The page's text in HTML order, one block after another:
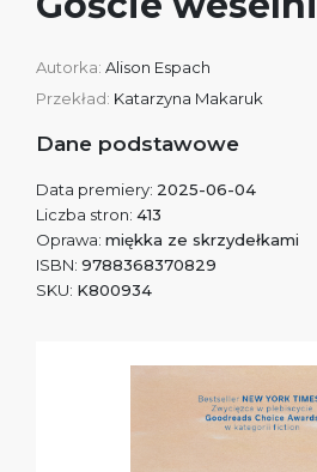
Autorka: Alison Espach
Przekład: Katarzyna Makaruk
Dane podstawowe
Data premiery: 2025-06-04
Liczba stron: 413
Oprawa: miękka ze skrzydełkami
ISBN: 9788368370829
SKU: K800934